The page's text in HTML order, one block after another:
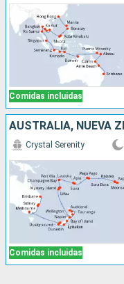
Comidas incluidas
Comidas incluidas
Crystal Serenity